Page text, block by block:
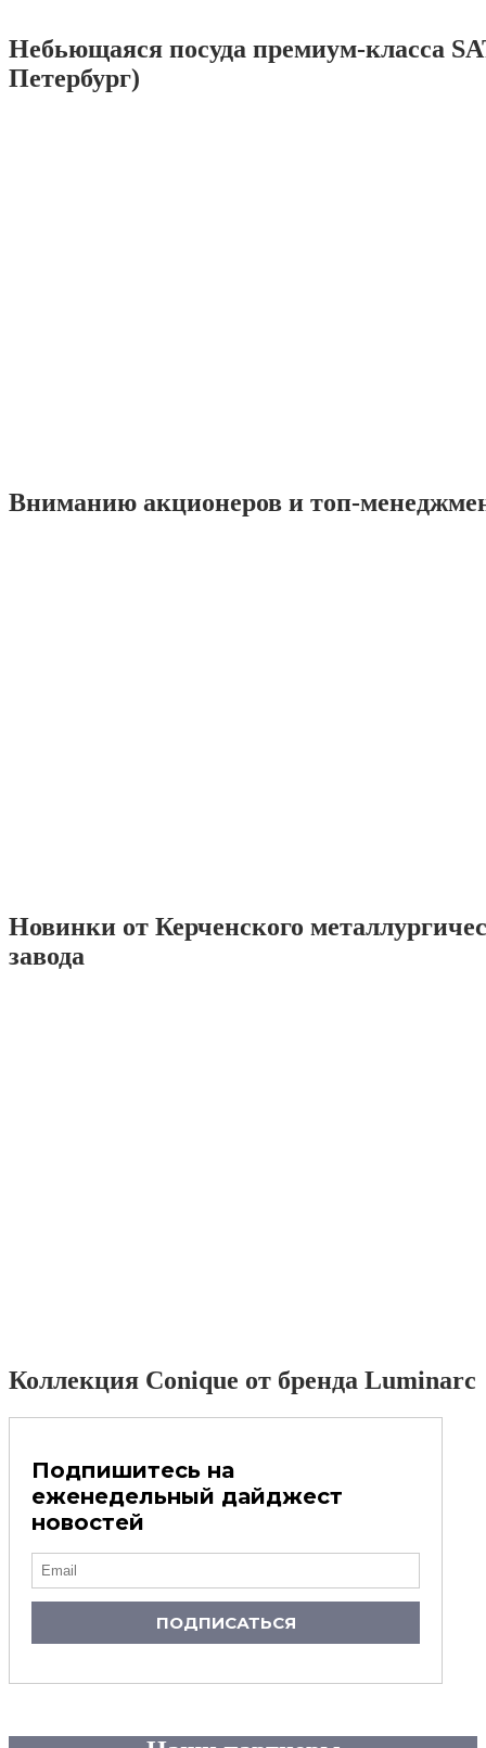
Небьющаяся посуда премиум-класса
Петербург)
Вниманию акционеров и топ-
Новинки от Керченского
завода
Коллекция Conique от бренда Luminarc
Подпишитесь на
еженедельный дайджест
новостей
ПОДПИСАТЬСЯ